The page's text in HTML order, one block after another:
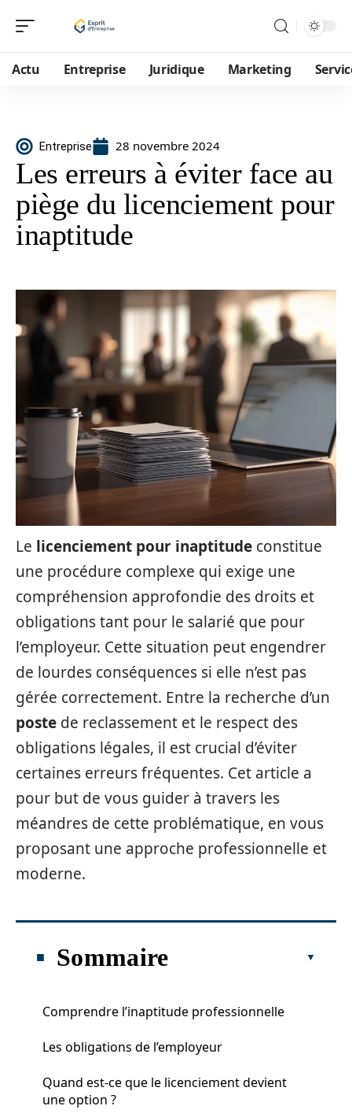
Actu Entreprise Juridique Marketing
Entreprise 28 novembre 2024
Les erreurs à éviter face au
piège du licenciement pour
inaptitude
Le licenciement pour inaptitude constitue
une procédure complexe qui exige une
compréhension approfondie des droits et
obligations tant pour le salarié que pour
l’employeur. Cette situation peut engendrer
de lourdes conséquences si elle n’est pas
gérée correctement. Entre la recherche d’un
poste de reclassement et le respect des
obligations légales, il est crucial d’éviter
certaines erreurs fréquentes. Cet article a
pour but de vous guider à travers les
méandres de cette problématique, en vous
proposant une approche professionnelle et
moderne.
Sommaire
Comprendre l’inaptitude professionnelle
Les obligations de l’employeur
Quand est-ce que le licenciement devient
une option ?